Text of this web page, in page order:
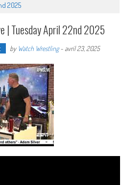
2025
| Tuesday April 22nd 2025
by Watch Wrestling- avril 23, 2025